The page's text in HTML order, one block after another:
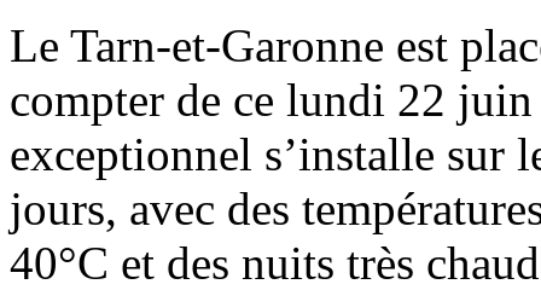
Le Tarn-et-Garonne est
compter de ce lundi 22
exceptionnel s’installe sur
jours, avec des
40°C et des nuits très